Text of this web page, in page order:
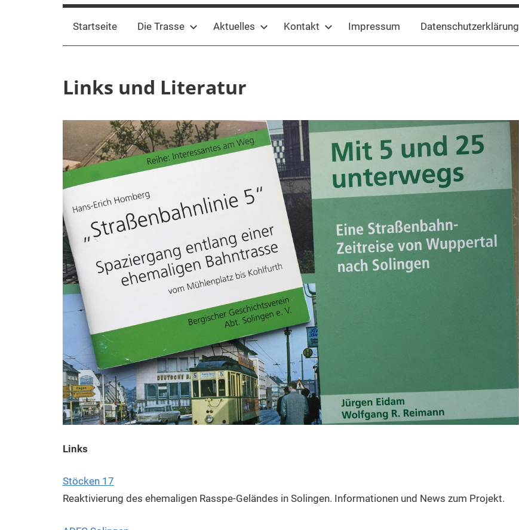
Startseite Die Trasse Aktuelles Kontakt Impressum Datenschutzerklärung
Links und Literatur
2021
Webmaster
Links
Stöcken 17
Reaktivierung des ehemaligen Rasspe-Geländes in Solingen. Informationen und News zum Projekt.